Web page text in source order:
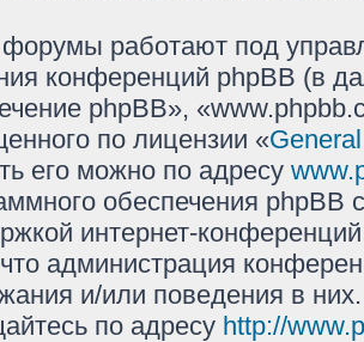
работают под
конференций phpBB (в
phpBB»,
по лицензии «
его можно по адресу
обеспечения phpBB
интернет-
администрация
и/или поведения в
по адресу http://